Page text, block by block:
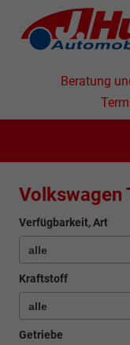
Beratung
Volkswagen
Verfügbarkeit, Art
Kraftstoff
Getriebe